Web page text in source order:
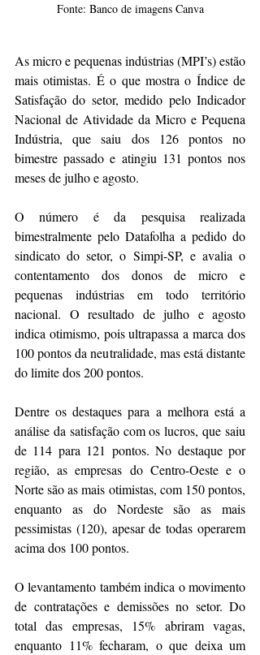
Fonte: Banco de imagens Canva
As micro e pequenas indústrias (MPI’s) estão
mais otimistas. É o que mostra o Índice de
Satisfação do setor, medido pelo Indicador
Nacional de Atividade da Micro e Pequena
Indústria, que saiu dos 126 pontos no
bimestre passado e atingiu 131 pontos nos
meses de julho e agosto.
O número é da pesquisa realizada
bimestralmente pelo Datafolha a pedido do
sindicato do setor, o Simpi-SP, e avalia o
contentamento dos donos de micro e
pequenas indústrias em todo território
nacional. O resultado de julho e agosto
indica otimismo, pois ultrapassa a marca dos
100 pontos da neutralidade, mas está distante
do limite dos 200 pontos.
Dentre os destaques para a melhora está a
análise da satisfação com os lucros, que saiu
de 114 para 121 pontos. No destaque por
região, as empresas do Centro-Oeste e o
Norte são as mais otimistas, com 150 pontos,
enquanto as do Nordeste são as mais
pessimistas (120), apesar de todas operarem
acima dos 100 pontos.
O levantamento também indica o movimento
de contratações e demissões no setor. Do
total das empresas, 15% abriram vagas,
enquanto 11% fecharam, o que deixa um